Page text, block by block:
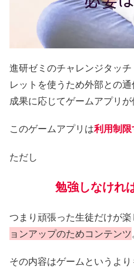
進研ゼミのチャレンジタッ
レットを使うため外部との
成果に応じてゲームアプリが
このゲームアプリは利用制
ただし
勉強しなけれ
つまり頑張った生徒だけが
ョンアップのためコンテンツ。
その内容はゲームというより